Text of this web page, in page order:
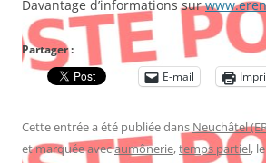
Davantage d’informations sur
Partager :
E-mail
Cette entrée a été publiée dans Neuchâtel
et marquée avecaumônerie,temps partiel, le